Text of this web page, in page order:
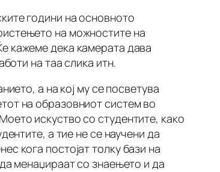
години на основното
на можностите на
кажеме дека камерата дава
на таа слика итн.
а на кој му се посветува
на образовниот систем во
искуство со студентите, како
а тие не се научени да
кога постојат толку бази на
менаџираат со знаењето и да